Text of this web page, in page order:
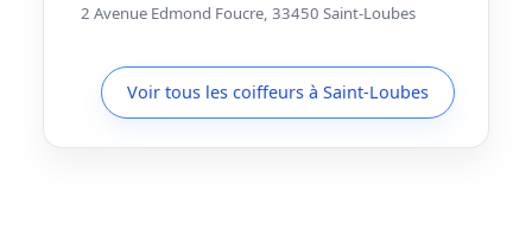
2 Avenue Edmond Foucre, 33450 Saint-Loubes
Voir tous les coiffeurs à Saint-Loubes